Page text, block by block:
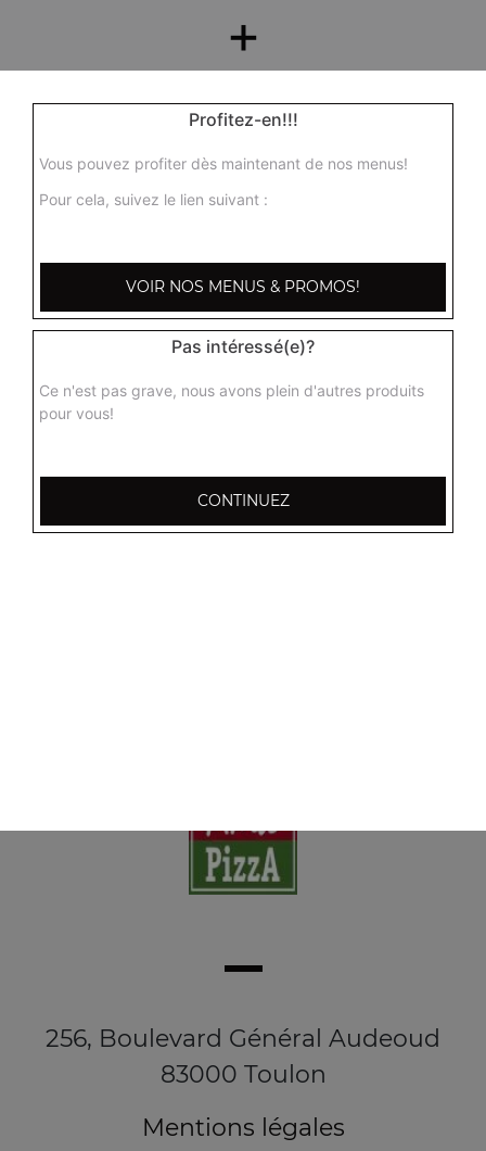
+
Nos Desserts
barre glacée mars, barre glacée twix, barre snickers
+
256, Boulevard Général Audeoud
83000 Toulon
Mentions légales
Profitez-en!!!
Vous pouvez profiter dès maintenant de nos menus!
Pour cela, suivez le lien suivant :
VOIR NOS MENUS & PROMOS!
Pas intéressé(e)?
Ce n'est pas grave, nous avons plein d'autres produits
pour vous!
CONTINUEZ